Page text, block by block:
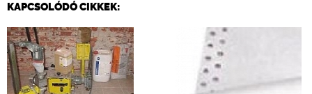
KAPCSOLÓDÓ CIKKEK: